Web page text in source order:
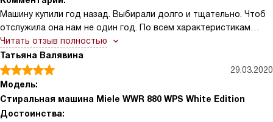
Машину купили год назад. Выбирали долго и тщательно. Чтоб
отслужила она нам не один год. По всем характеристикам
подошла данная модель. Это росто самый надежный вариант,
крепкая сборка, отличный функционал. Качеством ее работы,
мы довольны. Все нас устраивает. рекомендуем!
Читать отзыв полностью
Татьяна Валявина
29.03.2020
Модель:
Стиральная машина Miele WWR 880 WPS White Edition
Достоинства: